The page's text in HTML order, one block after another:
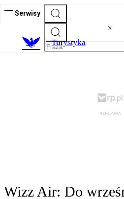
Serwisy
Turystyka
Wizz Air: Do